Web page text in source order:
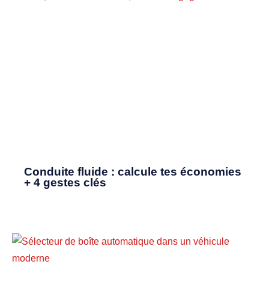
Conduite fluide : calcule tes économies
+ 4 gestes clés